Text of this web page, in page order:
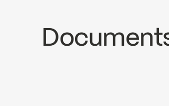
LEED